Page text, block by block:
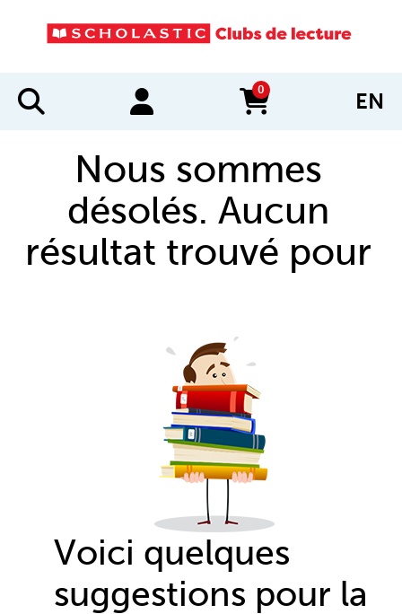
0
items in cart EN
Nous sommes
désolés. Aucun
résultat trouvé pour
Voici quelques
suggestions pour la